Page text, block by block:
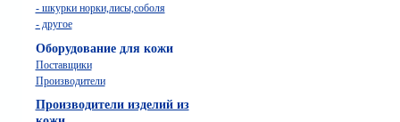
- шкурки норки,лисы,соболя
- другое
Оборудование для кожи
Поставщики
Производители
Производители изделий из